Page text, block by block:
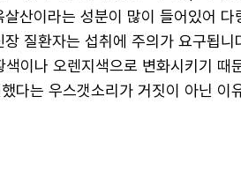
산이라는 성분이 많이 들어있어
질환자는 섭취에 주의가 요구됩
이나 오렌지색으로 변화시키기 때
다는 우스갯소리가 거짓이 아닌 이